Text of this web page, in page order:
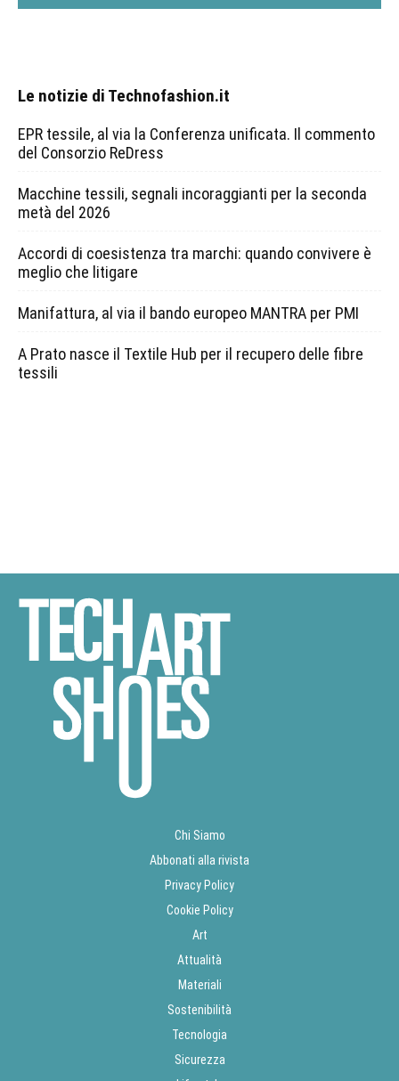
Le notizie di Technofashion.it
EPR tessile, al via la Conferenza unificata. Il commento
del Consorzio ReDress
Macchine tessili, segnali incoraggianti per la seconda
metà del 2026
Accordi di coesistenza tra marchi: quando convivere è
meglio che litigare
Manifattura, al via il bando europeo MANTRA per PMI
A Prato nasce il Textile Hub per il recupero delle fibre
tessili
Chi Siamo
Abbonati alla rivista
Privacy Policy
Cookie Policy
Art
Attualità
Materiali
Sostenibilità
Tecnologia
Sicurezza